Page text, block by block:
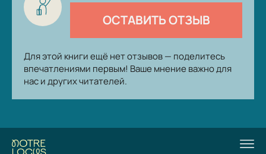
ОСТАВИТЬ ОТЗЫВ
Для этой книги ещё нет отзывов — поделитесь
впечатлениями первым! Ваше мнение важно для
нас и других читателей.